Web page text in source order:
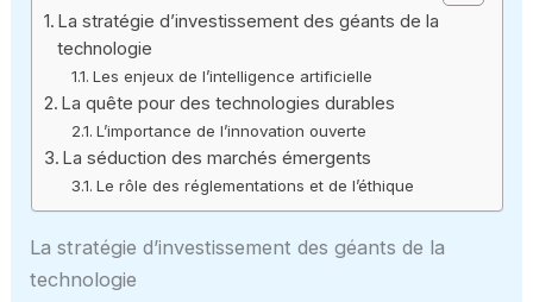
La stratégie d’investissement des géants de la
technologie
Les enjeux de l’intelligence artificielle
La quête pour des technologies durables
L’importance de l’innovation ouverte
La séduction des marchés émergents
Le rôle des réglementations et de l’éthique
La stratégie d’investissement des géants de la
technologie